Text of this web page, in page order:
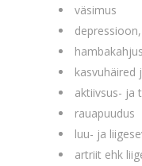
väsimus
kasvuhäired
aktiivsus- ja
rauapuudus
luu- ja
artriit ehk